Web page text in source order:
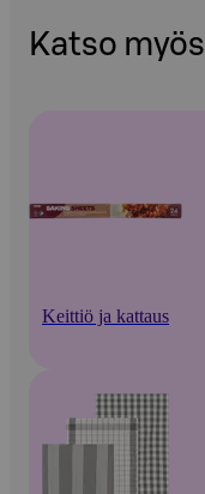
Katso myös
Keittiö ja kattaus